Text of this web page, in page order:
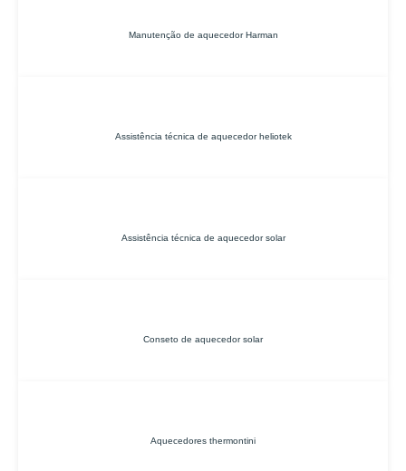
Manutenção de aquecedor Harman
Assistência técnica de aquecedor heliotek
Assistência técnica de aquecedor solar
Conseto de aquecedor solar
Aquecedores thermontini